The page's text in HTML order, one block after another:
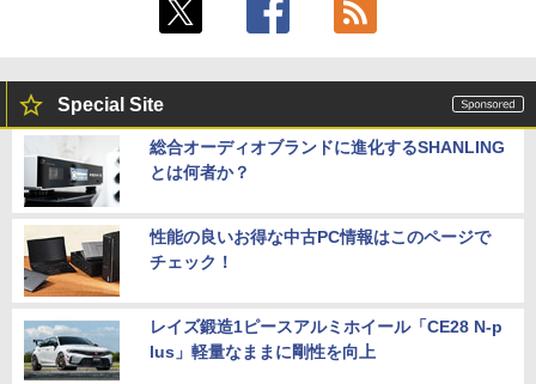
Special Site
総合オーディオブランドに進化するSHANLING
とは何者か？
性能の良いお得な中古PC情報はこのページで
チェック！
レイズ鍛造1ピースアルミホイール「CE28 N-p
lus」軽量なままに剛性を向上